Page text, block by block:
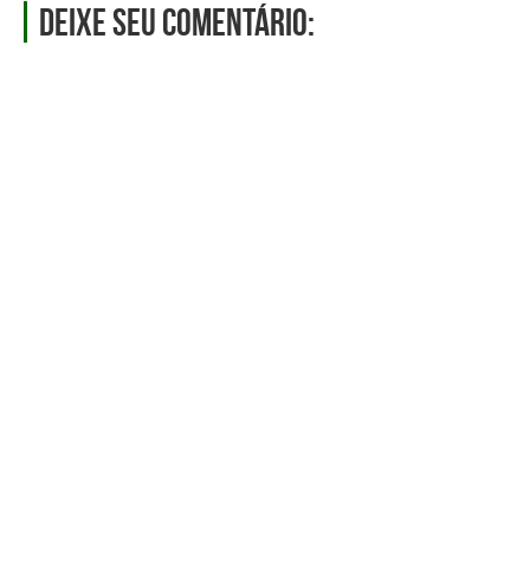
Deixe seu comentário: